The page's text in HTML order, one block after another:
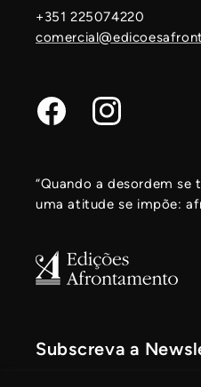
+351 225074220
Facebook Instagram
“Quando a desordem se
uma atitude se impõe:
Subscreva a